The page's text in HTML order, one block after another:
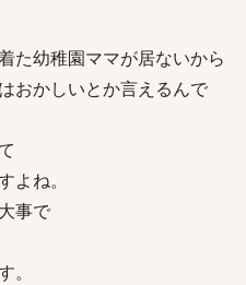
た幼稚園ママが居ないから
おかしいとか言えるんで
よね。
事で